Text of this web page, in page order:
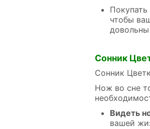
чтобы
Сонник
Сонник
Нож во сне
Видеть
вашей